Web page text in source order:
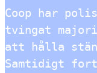
Coop har
tvingat
att hålla
Samtidigt